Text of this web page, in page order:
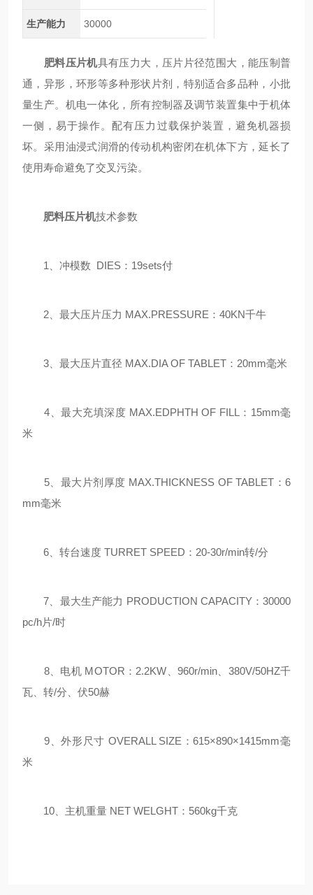
生产能力 30000
肥料压片机具有压力大，压片片径范围大，能压制普
通，异形，环形等多种形状片剂，特别适合多品种，小批
量生产。机电一体化，所有控制器及调节装置集中于机体
一侧，易于操作。配有压力过载保护装置，避免机器损
坏。采用油浸式润滑的传动机构密闭在机体下方，延长了
使用寿命避免了交叉污染。
肥料压片机技术参数
1、冲模数 DIES：19sets付
2、最大压片压力 MAX.PRESSURE：40KN千牛
3、最大压片直径 MAX.DIA OF TABLET：20mm毫米
4、最大充填深度 MAX.EDPHTH OF FILL：15mm毫
米
5、最大片剂厚度 MAX.THICKNESS OF TABLET：6
mm毫米
6、转台速度 TURRET SPEED：20-30r/min转/分
7、最大生产能力 PRODUCTION CAPACITY：30000
pc/h片/时
8、电机 MOTOR：2.2KW、960r/min、380V/50HZ千
瓦、转/分、伏50赫
9、外形尺寸 OVERALL SIZE：615×890×1415mm毫
米
10、主机重量 NET WELGHT：560kg千克